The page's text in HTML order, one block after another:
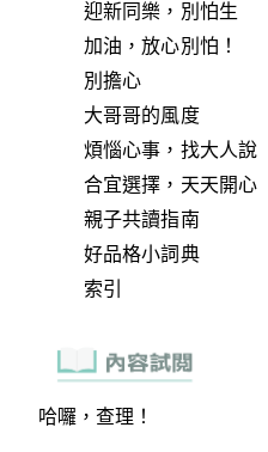
迎新同樂，別怕生
加油，放心別怕！
別擔心
大哥哥的風度
煩惱心事，找大人說
合宜選擇，天天開心
親子共讀指南
好品格小詞典
索引